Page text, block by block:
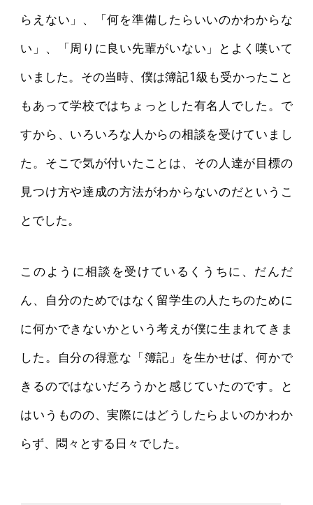
らえない」、「何を準備したらいいのかわからな
い」、「周りに良い先輩がいない」とよく嘆いて
いました。その当時、僕は簿記1級も受かったこと
もあって学校ではちょっとした有名人でした。で
すから、いろいろな人からの相談を受けていまし
た。そこで気が付いたことは、その人達が目標の
見つけ方や達成の方法がわからないのだというこ
とでした。
このように相談を受けているくうちに、だんだ
ん、自分のためではなく留学生の人たちのために
に何かできないかという考えが僕に生まれてきま
した。自分の得意な「簿記」を生かせば、何かで
きるのではないだろうかと感じていたのです。と
はいうものの、実際にはどうしたらよいのかわか
らず、悶々とする日々でした。